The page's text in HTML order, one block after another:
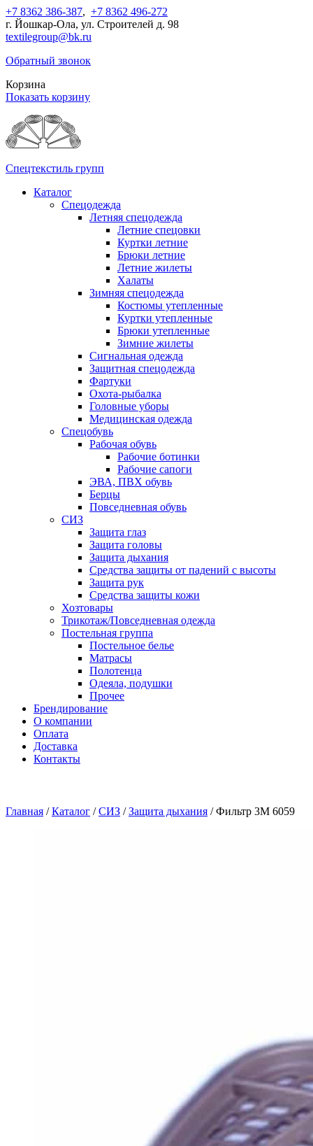
+7 8362 386-387, +7 8362 496-272
г. Йошкар-Ола, ул. Строителей д. 98
textilegroup@bk.ru
Обратный звонок
Корзина
Показать корзину
Спецтекстиль групп
Каталог
Спецодежда
Летняя спецодежда
Летние спецовки
Куртки летние
Брюки летние
Летние жилеты
Халаты
Зимняя спецодежда
Костюмы утепленные
Куртки утепленные
Брюки утепленные
Зимние жилеты
Сигнальная одежда
Защитная спецодежда
Фартуки
Охота-рыбалка
Головные уборы
Медицинская одежда
Спецобувь
Рабочая обувь
Рабочие ботинки
Рабочие сапоги
ЭВА, ПВХ обувь
Берцы
Повседневная обувь
СИЗ
Защита глаз
Защита головы
Защита дыхания
Средства защиты от падений с высоты
Защита рук
Средства защиты кожи
Хозтовары
Трикотаж/Повседневная одежда
Постельная группа
Постельное белье
Матрасы
Полотенца
Одеяла, подушки
Прочее
Брендирование
О компании
Оплата
Доставка
Контакты
Главная / Каталог / СИЗ / Защита дыхания / Фильтр 3М 6059